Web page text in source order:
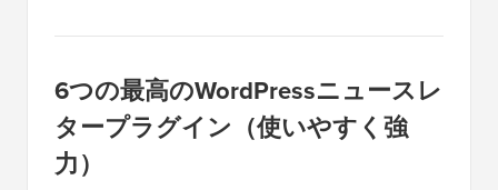
6つの最高のWordPressニュースレ
タープラグイン（使いやすく強
力）